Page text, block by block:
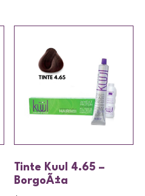
Tinte Kuul 4.65 –
BorgoÃ±a